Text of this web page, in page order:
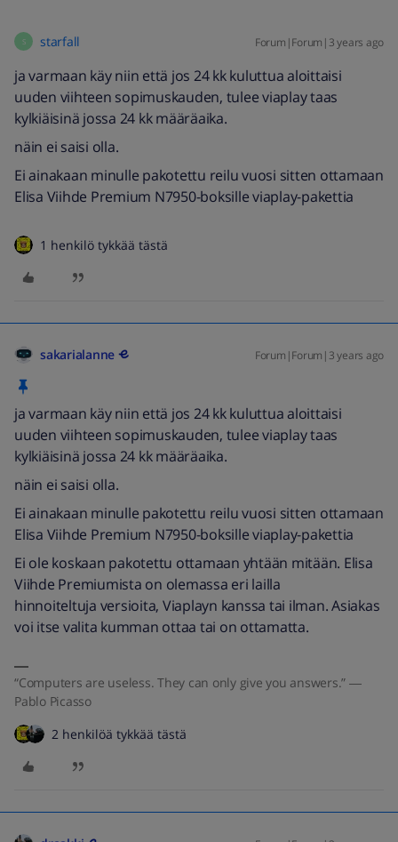
S starfall Forum|Forum|3 years ago
ja varmaan käy niin että jos 24 kk kuluttua aloittaisi
uuden viihteen sopimuskauden, tulee viaplay taas
kylkiäisinä jossa 24 kk määräaika.
näin ei saisi olla.
Ei ainakaan minulle pakotettu reilu vuosi sitten ottamaan
Elisa Viihde Premium N7950-boksille viaplay-pakettia
1 henkilö tykkää tästä
sakarialanne Forum|Forum|3 years ago
ja varmaan käy niin että jos 24 kk kuluttua aloittaisi
uuden viihteen sopimuskauden, tulee viaplay taas
kylkiäisinä jossa 24 kk määräaika.
näin ei saisi olla.
Ei ainakaan minulle pakotettu reilu vuosi sitten ottamaan
Elisa Viihde Premium N7950-boksille viaplay-pakettia
Ei ole koskaan pakotettu ottamaan yhtään mitään. Elisa
Viihde Premiumista on olemassa eri lailla
hinnoiteltuja versioita, Viaplayn kanssa tai ilman. Asiakas
voi itse valita kumman ottaa tai on ottamatta.
“Computers are useless. They can only give you answers.” ―
Pablo Picasso
2 henkilöä tykkää tästä